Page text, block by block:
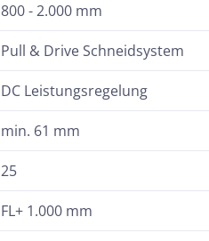
800 - 2.000 mm
Pull & Drive Schneidsystem
DC Leistungsregelung
min. 61 mm
25
FL+ 1.000 mm